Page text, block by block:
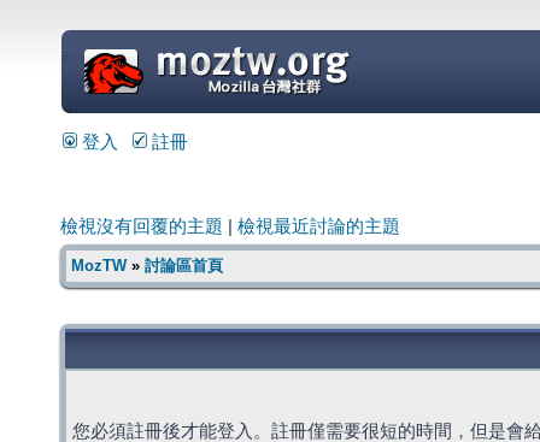
=
登入 註冊
檢視沒有回覆的主題 檢視最近討論的主題
MozTW» 討論區首頁
您必須註冊後才能登入。註冊僅需要很短的時間，但是會